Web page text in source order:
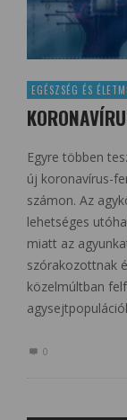
EGÉSZSÉG ÉS
Egyre többen
új koronavírus-
számon. Az
lehetséges
miatt az
szórakozottnak
közelmúltban
0